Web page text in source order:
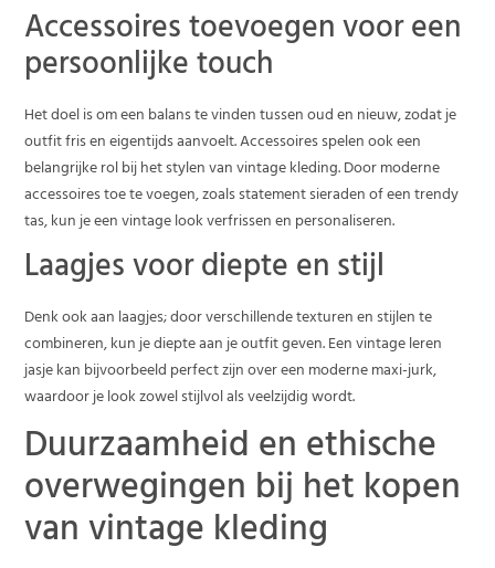
Accessoires toevoegen voor een
persoonlijke touch
Het doel is om een balans te vinden tussen oud en nieuw, zodat je
outfit fris en eigentijds aanvoelt. Accessoires spelen ook een
belangrijke rol bij het stylen van vintage kleding. Door moderne
accessoires toe te voegen, zoals statement sieraden of een trendy
tas, kun je een vintage look verfrissen en personaliseren.
Laagjes voor diepte en stijl
Denk ook aan laagjes; door verschillende texturen en stijlen te
combineren, kun je diepte aan je outfit geven. Een vintage leren
jasje kan bijvoorbeeld perfect zijn over een moderne maxi-jurk,
waardoor je look zowel stijlvol als veelzijdig wordt.
Duurzaamheid en ethische
overwegingen bij het kopen
van vintage kleding